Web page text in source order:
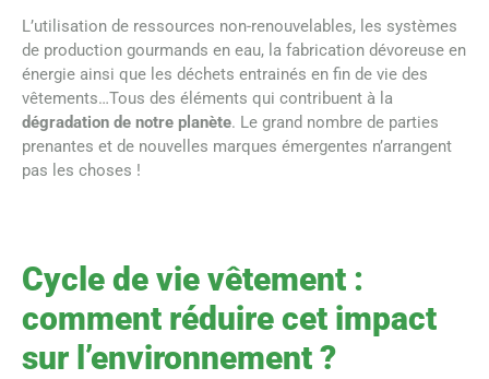
L’utilisation de ressources non-renouvelables, les systèmes
de production gourmands en eau, la fabrication dévoreuse en
énergie ainsi que les déchets entrainés en fin de vie des
vêtements…Tous des éléments qui contribuent à la
dégradation de notre planète. Le grand nombre de parties
prenantes et de nouvelles marques émergentes n’arrangent
pas les choses !
Cycle de vie vêtement :
comment réduire cet impact
sur l’environnement ?